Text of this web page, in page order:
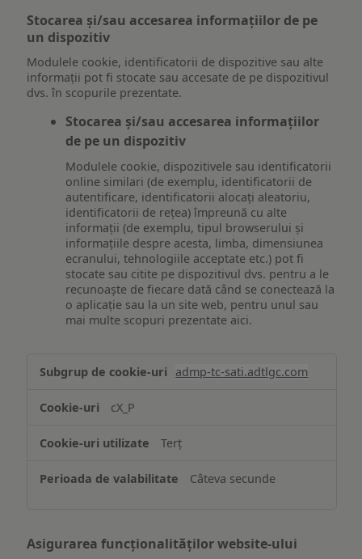
Stocarea și/sau accesarea informațiilor de pe
un dispozitiv
Modulele cookie, identificatorii de dispozitive sau alte
informații pot fi stocate sau accesate de pe dispozitivul
dvs. în scopurile prezentate.
Stocarea și/sau accesarea informațiilor
de pe un dispozitiv
Modulele cookie, dispozitivele sau identificatorii
online similari (de exemplu, identificatorii de
autentificare, identificatorii alocați aleatoriu,
identificatorii de rețea) împreună cu alte
informații (de exemplu, tipul browserului și
informațiile despre acesta, limba, dimensiunea
ecranului, tehnologiile acceptate etc.) pot fi
stocate sau citite pe dispozitivul dvs. pentru a le
recunoaște de fiecare dată când se conectează la
o aplicație sau la un site web, pentru unul sau
mai multe scopuri prezentate aici.
și/sau
informațiilor
pe
dispozitiv
admp-tc-sati.adtlgc.com
cX_P
Terț
Câteva secunde
Asigurarea funcționalităților website-ului